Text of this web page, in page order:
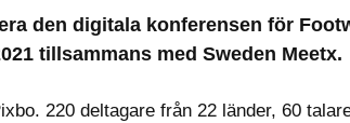
den digitala konferensen för
tillsammans med Sweden Meetx.
220 deltagare från 22 länder, 60